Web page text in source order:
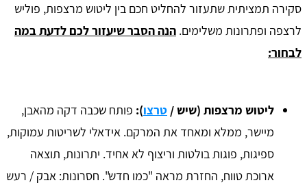
סקירה תמציתית שתעזור להחליט חכם בין ליטוש מרצפות, פוליש
לרצפה ופתרונות משלימים. הנה הסבר שיעזור לכם לדעת במה
לבחור:
ליטוש מרצפות (שיש / טרצו): פותח שכבה דקה מהאבן,
מיישר, ממלא ומאחד את המרקם. אידאלי לשריטות עמוקות,
ספיגות, פוגות בולטות וריצוף לא אחיד. יתרונות, תוצאה
ארוכת טווח, החזרת מראה "כמו חדש". חסרונות: אבק / רעש